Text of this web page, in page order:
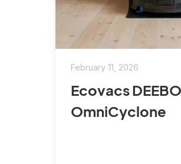
February 11, 2026
Ecovacs
OmniCyclone